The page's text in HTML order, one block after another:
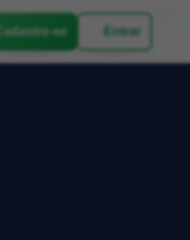
Cadastre-se Entrar